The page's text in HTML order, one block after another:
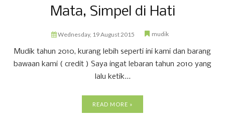
Mata, Simpel di Hati
Wednesday, 19 August 2015 mudik
Mudik tahun 2010, kurang lebih seperti ini kami dan barang
bawaan kami ( credit ) Saya ingat lebaran tahun 2010 yang
lalu ketik...
READ MORE »